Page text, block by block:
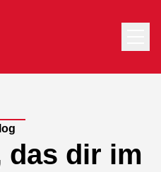
das dir im